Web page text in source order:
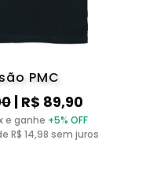
PMC
| R$ 89,90
e ganhe +5% OFF
R$ 14,98 sem juros